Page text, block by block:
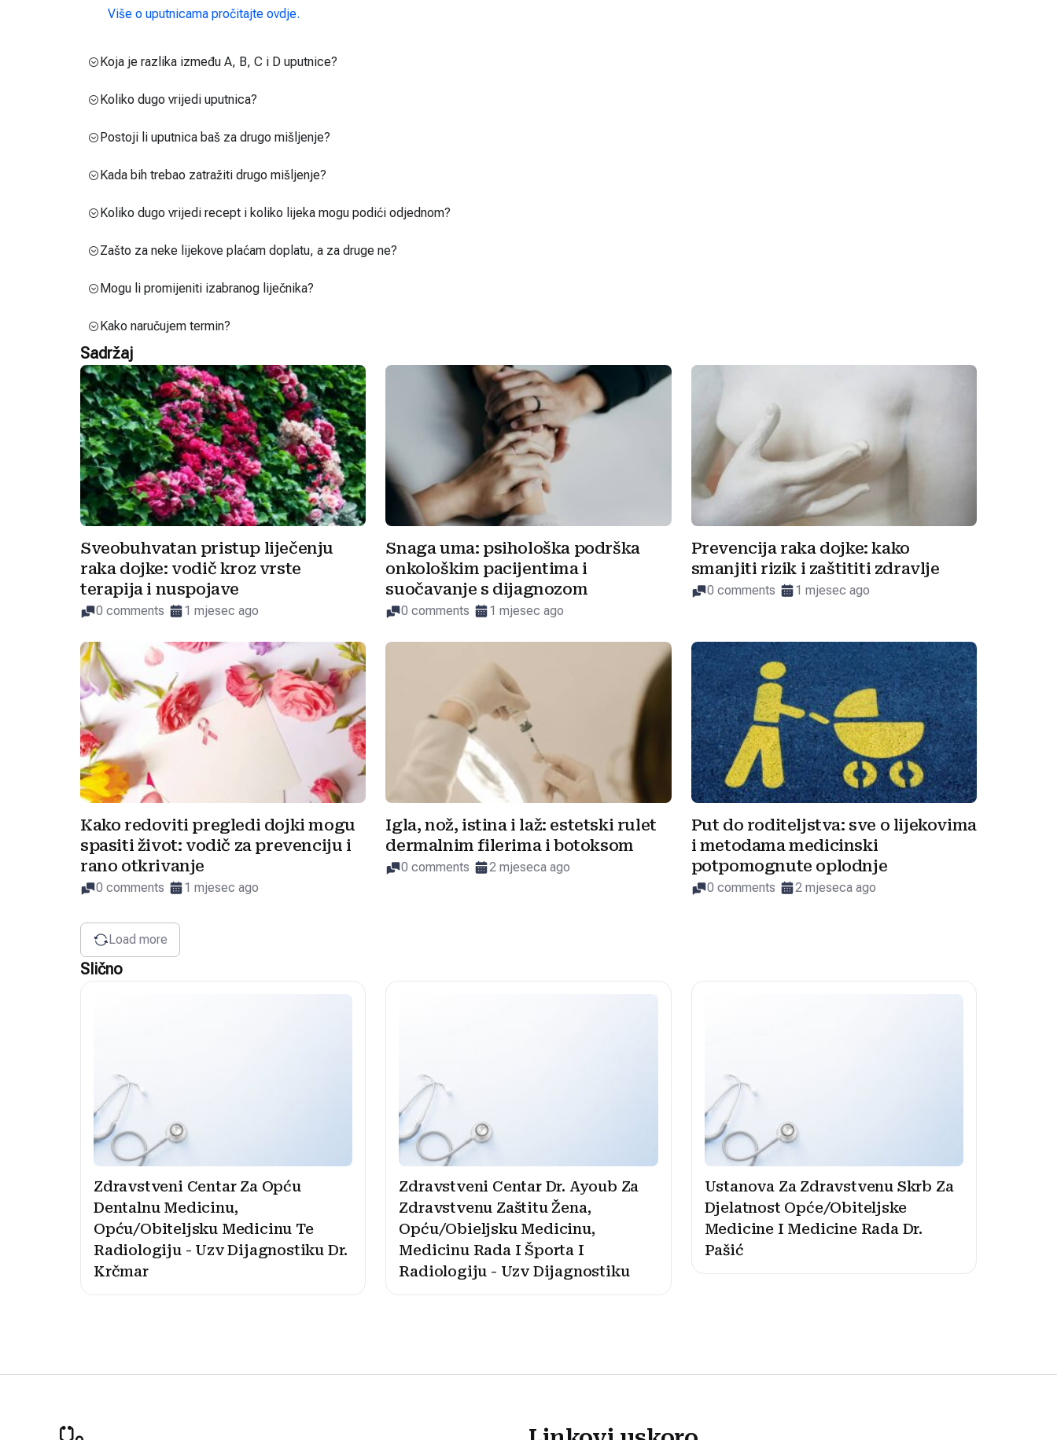
Više o uputnicama pročitajte ovdje.
Koja je razlika između A, B, C i D uputnice?
Koliko dugo vrijedi uputnica?
Postoji li uputnica baš za drugo mišljenje?
Kada bih trebao zatražiti drugo mišljenje?
Koliko dugo vrijedi recept i koliko lijeka mogu podići odjednom?
Zašto za neke lijekove plaćam doplatu, a za druge ne?
Mogu li promijeniti izabranog liječnika?
Kako naručujem termin?
Sadržaj
Sveobuhvatan pristup liječenju
raka dojke: vodič kroz vrste
terapija i nuspojave
0 comments 1 mjesec ago
Snaga uma: psihološka podrška
onkološkim pacijentima i
suočavanje s dijagnozom
0 comments 1 mjesec ago
Prevencija raka dojke: kako
smanjiti rizik i zaštititi zdravlje
0 comments 1 mjesec ago
Kako redoviti pregledi dojki mogu
spasiti život: vodič za prevenciju i
rano otkrivanje
0 comments 1 mjesec ago
Igla, nož, istina i laž: estetski rulet
dermalnim filerima i botoksom
0 comments 2 mjeseca ago
Put do roditeljstva: sve o lijekovima
i metodama medicinski
potpomognute oplodnje
0 comments 2 mjeseca ago
Load more
Slično
Zdravstveni Centar Za Opću
Dentalnu Medicinu,
Opću/Obiteljsku Medicinu Te
Radiologiju - Uzv Dijagnostiku Dr.
Krčmar
Zdravstveni Centar Dr. Ayoub Za
Zdravstvenu Zaštitu Žena,
Opću/Obieljsku Medicinu,
Medicinu Rada I Športa I
Radiologiju - Uzv Dijagnostiku
Ustanova Za Zdravstvenu Skrb Za
Djelatnost Opće/Obiteljske
Medicine I Medicine Rada Dr.
Pašić